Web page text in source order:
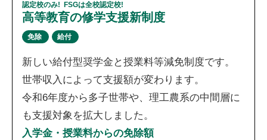
認定校のみ! FSGは全校認定校!
高等教育の修学支援新制度
免除 給付
新しい給付型奨学金と授業料等減免制度です。
世帯収入によって支援額が変わります。
令和6年度から多子世帯や、理工農系の中間層に
も支援対象を拡大しました。
入学金・授業料からの免除額